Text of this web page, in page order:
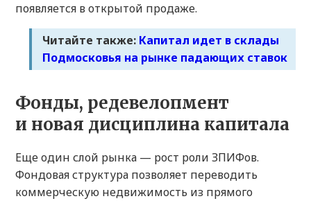
появляется в открытой продаже.
Читайте также: Капитал идет в склады
Подмосковья на рынке падающих ставок
Фонды, редевелопмент
и новая дисциплина капитала
Еще один слой рынка — рост роли ЗПИФов.
Фондовая структура позволяет переводить
коммерческую недвижимость из прямого